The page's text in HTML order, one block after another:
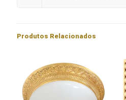
Produtos Relacionados